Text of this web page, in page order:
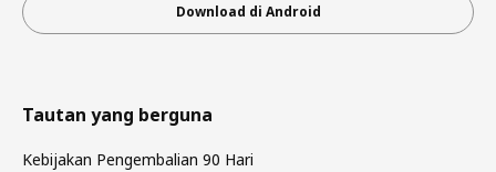
Download di Android
Tautan yang berguna
Kebijakan Pengembalian 90 Hari